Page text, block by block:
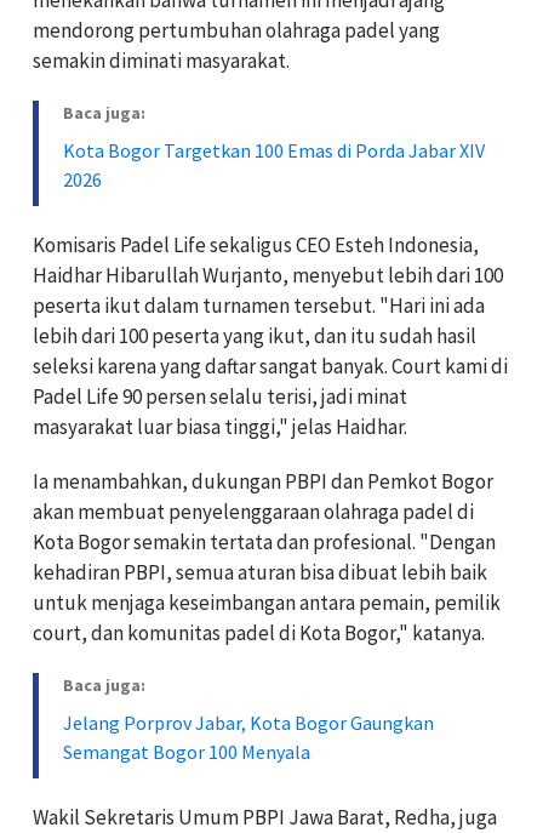
mendorong pertumbuhan olahraga padel yang
semakin diminati masyarakat.
Baca juga:
Kota Bogor Targetkan 100 Emas di Porda Jabar XIV
2026
Komisaris Padel Life sekaligus CEO Esteh Indonesia,
Haidhar Hibarullah Wurjanto, menyebut lebih dari 100
peserta ikut dalam turnamen tersebut. "Hari ini ada
lebih dari 100 peserta yang ikut, dan itu sudah hasil
seleksi karena yang daftar sangat banyak. Court kami di
Padel Life 90 persen selalu terisi, jadi minat
masyarakat luar biasa tinggi," jelas Haidhar.
Ia menambahkan, dukungan PBPI dan Pemkot Bogor
akan membuat penyelenggaraan olahraga padel di
Kota Bogor semakin tertata dan profesional. "Dengan
kehadiran PBPI, semua aturan bisa dibuat lebih baik
untuk menjaga keseimbangan antara pemain, pemilik
court, dan komunitas padel di Kota Bogor," katanya.
Baca juga:
Jelang Porprov Jabar, Kota Bogor Gaungkan
Semangat Bogor 100 Menyala
Wakil Sekretaris Umum PBPI Jawa Barat, Redha, juga